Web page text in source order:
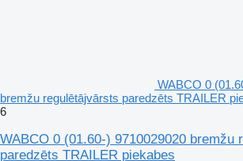
WABCO 0
bremžu regulētājvārsts paredzēts TRAILER
6
WABCO 0 (01.60-) 9710029020 bremžu
paredzēts TRAILER piekabes